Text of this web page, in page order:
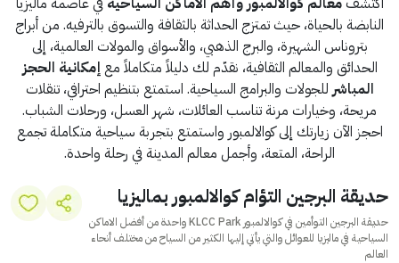
النابضة بالحياة، حيث تمتزج الحداثة بالثقافة والتسوق بالترفيه. من أبراج
بتروناس الشهيرة، والبرج الذهبي، والأسواق والمولات العالمية، إلى
الحدائق والمعالم الثقافية، نقدّم لك دليلاً متكاملاً معإمكانية الحجز
المباشرللجولات والبرامج السياحية. استمتع بتنظيم احترافي، تنقلات
مريحة، وخيارات مرنة تناسب العائلات، شهر العسل، ورحلات الشباب.
احجز الآن زيارتك إلى كوالالمبور واستمتع بتجربة سياحية متكاملة تجمع
الراحة، المتعة، وأجمل معالم المدينة في رحلة واحدة.
حديقة البرجين التؤام كوالالمبور بماليزيا
حديقة البرجين التوأمين في كوالالمبور KLCC Park واحدة من أفضل الاماكن
السياحية في ماليزيا للعوائل والتي يأتي إليها الكثير من السياح من مختلف أنحاء
العالم